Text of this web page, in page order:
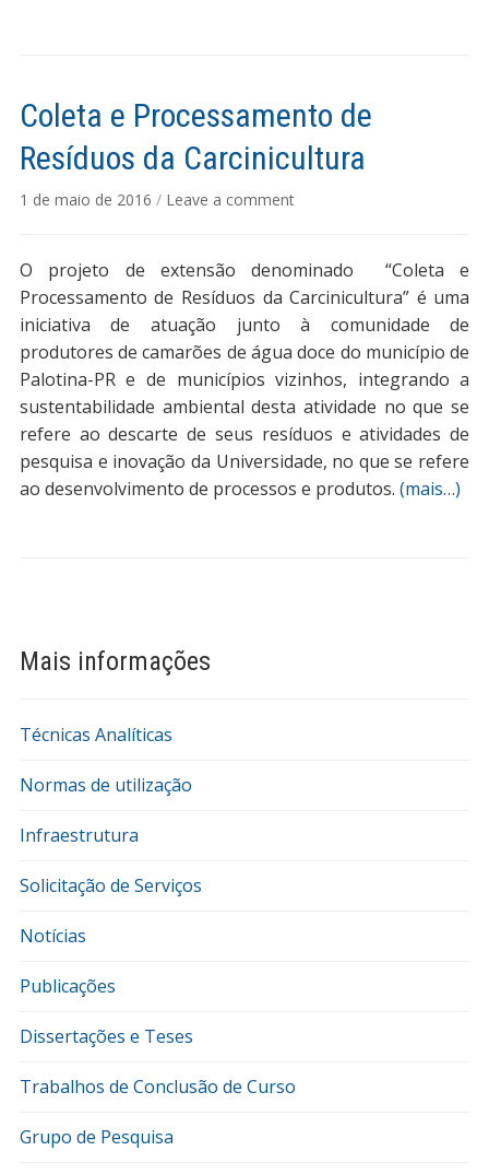
Mais informações
Técnicas Analíticas
Normas de utilização
Infraestrutura
Solicitação de Serviços
Notícias
Publicações
Dissertações e Teses
Trabalhos de Conclusão de Curso
Grupo de Pesquisa
Coleta e Processamento de
Resíduos da Carcinicultura
1 de maio de 2016 / Leave a comment
O projeto de extensão denominado “Coleta e
Processamento de Resíduos da Carcinicultura” é uma
iniciativa de atuação junto à comunidade de
produtores de camarões de água doce do município de
Palotina-PR e de municípios vizinhos, integrando a
sustentabilidade ambiental desta atividade no que se
refere ao descarte de seus resíduos e atividades de
pesquisa e inovação da Universidade, no que se refere
ao desenvolvimento de processos e produtos. (mais…)